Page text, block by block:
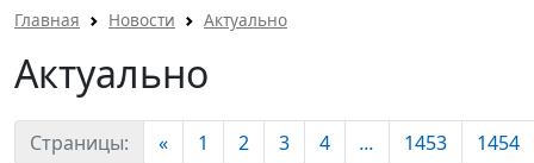
Главная Новости Актуально
Актуально
Страницы: « 1 2 3 4 ... 1453 1454